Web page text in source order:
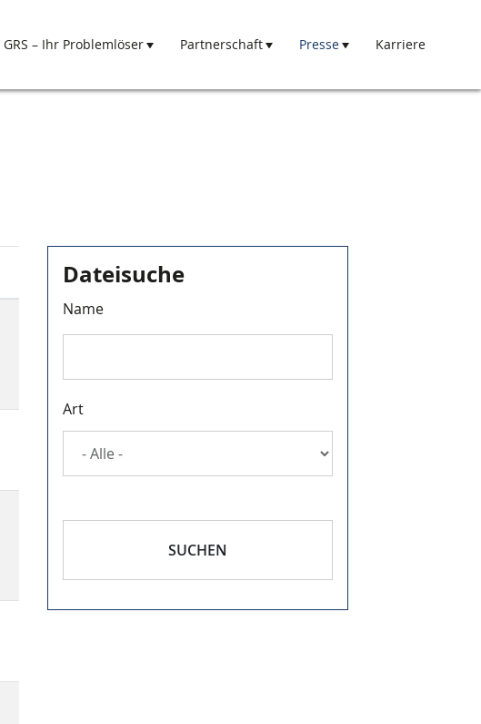
GRS – Ihr Problemlöser Partnerschaft Presse Karriere
Dateisuche
Name
Art
SUCHEN